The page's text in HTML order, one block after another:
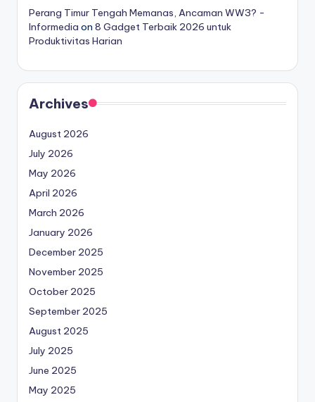
Perang Timur Tengah Memanas, Ancaman WW3? -
Informedia on 8 Gadget Terbaik 2026 untuk
Produktivitas Harian
Archives
August 2026
July 2026
May 2026
April 2026
March 2026
January 2026
December 2025
November 2025
October 2025
September 2025
August 2025
July 2025
June 2025
May 2025